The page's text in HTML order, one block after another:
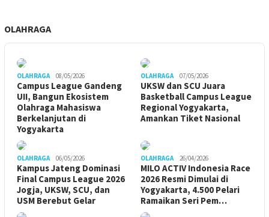
OLAHRAGA
OLAHRAGA 08/05/2026
Campus League Gandeng
UII, Bangun Ekosistem
Olahraga Mahasiswa
Berkelanjutan di
Yogyakarta
OLAHRAGA 07/05/2026
UKSW dan SCU Juara
Basketball Campus League
Regional Yogyakarta,
Amankan Tiket Nasional
OLAHRAGA 06/05/2026
Kampus Jateng Dominasi
Final Campus League 2026
Jogja, UKSW, SCU, dan
USM Berebut Gelar
OLAHRAGA 26/04/2026
MILO ACTIV Indonesia Race
2026 Resmi Dimulai di
Yogyakarta, 4.500 Pelari
Ramaikan Seri Pem…